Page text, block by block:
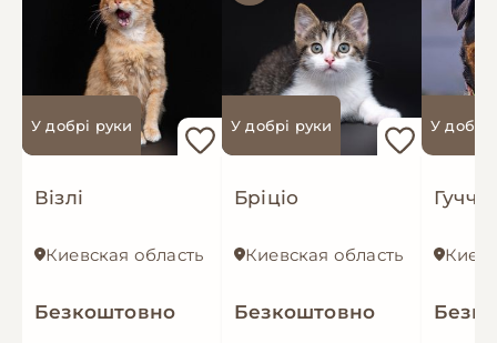
після підготовки виїзних документів
У добрі руки
Візлі
Киевская область
Безкоштовно
У добрі руки
Бріціо
Киевская область
Безкоштовно
У добрі
Гуччі